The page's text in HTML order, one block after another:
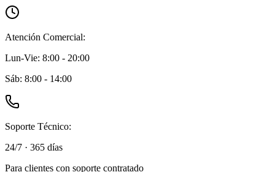
Atención Comercial:
Lun-Vie: 8:00 - 20:00
Sáb: 8:00 - 14:00
Soporte Técnico:
24/7 · 365 días
Para clientes con soporte contratado